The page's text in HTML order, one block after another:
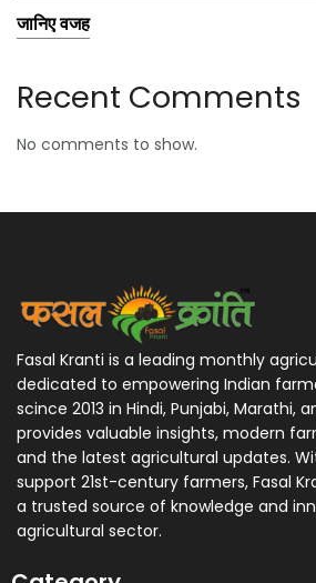
जानिए वजह
Recent Comments
No comments to show.
Fasal Kranti is a leading monthly
dedicated to empowering Indian
scince 2013 in Hindi, Punjabi, Marathi,
provides valuable insights, modern
and the latest agricultural updates.
support 21st-century farmers, Fasal
a trusted source of knowledge and
agricultural sector.